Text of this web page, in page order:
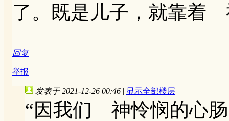
了。既是儿子，就靠着
回复
举报
发表于 2021-12-26 00:46 | 显示全部楼层
“因我们 神怜悯的心